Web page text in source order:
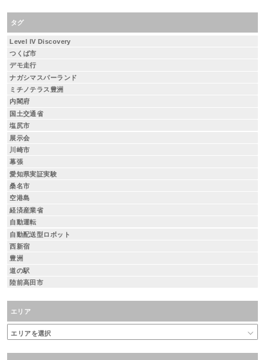
タグ
Level IV Discovery
つくば市
デモ走行
ナガシマスパーランド
ミチノテラス豊洲
内閣府
国土交通省
塩尻市
展示会
川崎市
幕張
愛知県実証実験
桑名市
空港島
経済産業省
自動運転
自動配送型ロボット
西新宿
豊洲
道の駅
陸前高田市
エリア